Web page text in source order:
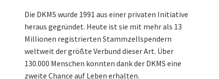
Die DKMS wurde 1991 aus einer privaten Initiative
heraus gegründet. Heute ist sie mit mehr als 13
Millionen registrierten Stammzellspendern
weltweit der größte Verbund dieser Art. Über
130.000 Menschen konnten dank der DKMS eine
zweite Chance auf Leben erhalten.